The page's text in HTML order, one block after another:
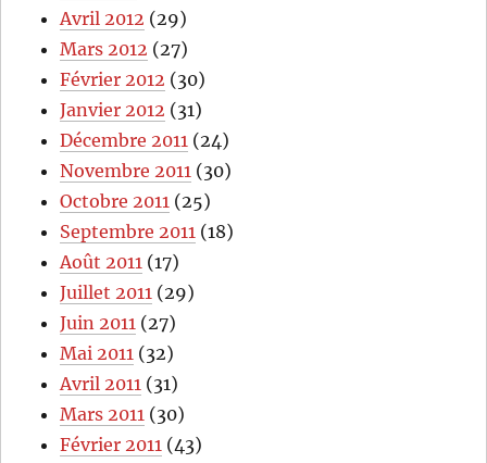
Avril 2012 (29)
Mars 2012 (27)
Février 2012 (30)
Janvier 2012 (31)
Décembre 2011 (24)
Novembre 2011 (30)
Octobre 2011 (25)
Septembre 2011 (18)
Août 2011 (17)
Juillet 2011 (29)
Juin 2011 (27)
Mai 2011 (32)
Avril 2011 (31)
Mars 2011 (30)
Février 2011 (43)